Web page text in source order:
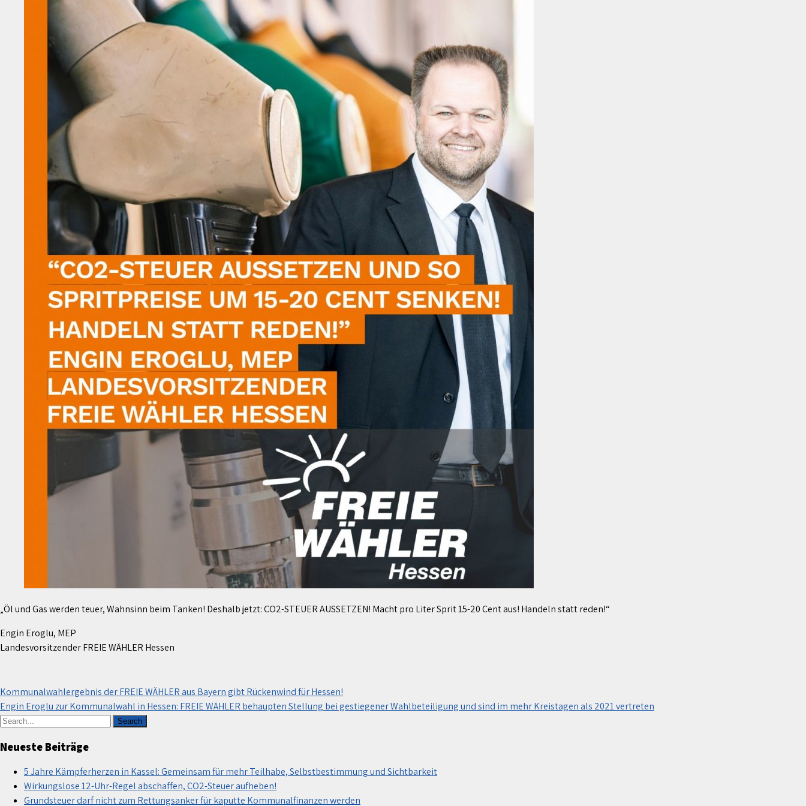
„Öl und Gas werden teuer, Wahnsinn beim Tanken! Deshalb jetzt: CO2-STEUER AUSSETZEN! Macht pro Liter Sprit 15-20 Cent aus! Handeln statt reden!“
Engin Eroglu, MEP
Landesvorsitzender FREIE WÄHLER Hessen
Beitragsnavigation
Kommunalwahlergebnis der FREIE WÄHLER aus Bayern gibt Rückenwind für Hessen!
Engin Eroglu zur Kommunalwahl in Hessen: FREIE WÄHLER behaupten Stellung bei gestiegener Wahlbeteiligung und sind im mehr Kreistagen als 2021 vertreten
Neueste Beiträge
5 Jahre Kämpferherzen in Kassel: Gemeinsam für mehr Teilhabe, Selbstbestimmung und Sichtbarkeit
Wirkungslose 12-Uhr-Regel abschaffen, CO2-Steuer aufheben!
Grundsteuer darf nicht zum Rettungsanker für kaputte Kommunalfinanzen werden